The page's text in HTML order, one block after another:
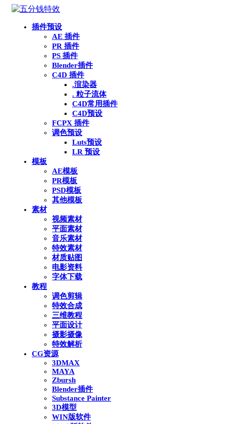
插件预设
AE 插件
PR 插件
PS 插件
Blender插件
C4D 插件
.渲染器
. 粒子流体
C4D常用插件
C4D预设
FCPX 插件
调色预设
Luts预设
LR 预设
模板
AE模板
PR模板
PSD模板
其他模板
素材
视频素材
平面素材
音乐素材
特效素材
材质贴图
电影资料
字体下载
教程
调色剪辑
特效合成
三维教程
平面设计
摄影摄像
特效解析
CG资源
3DMAX
MAYA
Zbursh
Blender插件
Substance Painter
3D模型
WIN版软件